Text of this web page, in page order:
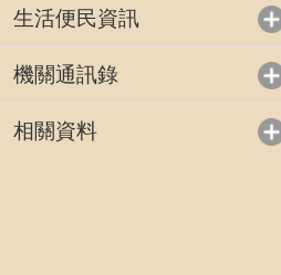
生活便民資訊
機關通訊錄
相關資料